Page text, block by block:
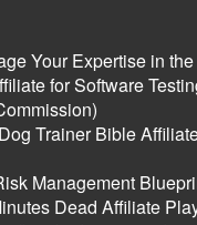
Your Expertise in
for Software
Trainer Bible
Management
Dead Affiliate